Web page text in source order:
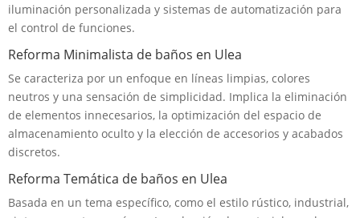
iluminación personalizada y sistemas de automatización para
el control de funciones.
Reforma Minimalista de baños en Ulea
Se caracteriza por un enfoque en líneas limpias, colores
neutros y una sensación de simplicidad. Implica la eliminación
de elementos innecesarios, la optimización del espacio de
almacenamiento oculto y la elección de accesorios y acabados
discretos.
Reforma Temática de baños en Ulea
Basada en un tema específico, como el estilo rústico, industrial,